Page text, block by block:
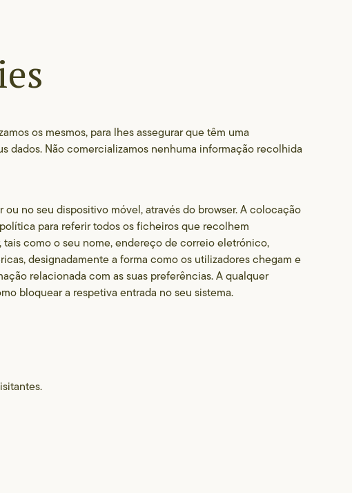
os mesmos, para lhes assegurar que têm uma
dados. Não comercializamos nenhuma informação recolhida
no seu dispositivo móvel, através do browser. A colocação
para referir todos os ficheiros que recolhem
como o seu nome, endereço de correio eletrónico,
designadamente a forma como os utilizadores chegam e
relacionada com as suas preferências. A qualquer
bloquear a respetiva entrada no seu sistema.